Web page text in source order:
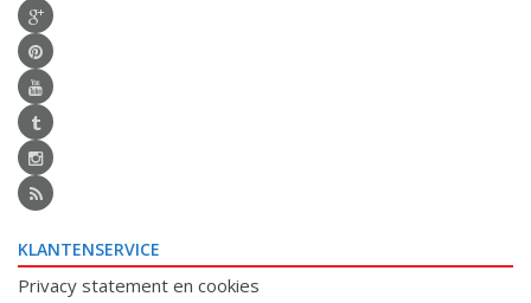
KLANTENSERVICE
Privacy statement en cookies